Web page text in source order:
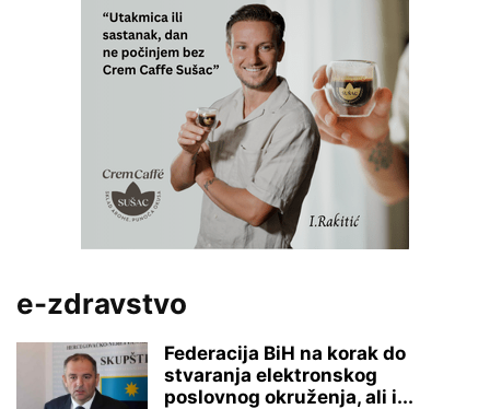
e-zdravstvo
Federacija BiH na korak do
stvaranja elektronskog
poslovnog okruženja, ali i...